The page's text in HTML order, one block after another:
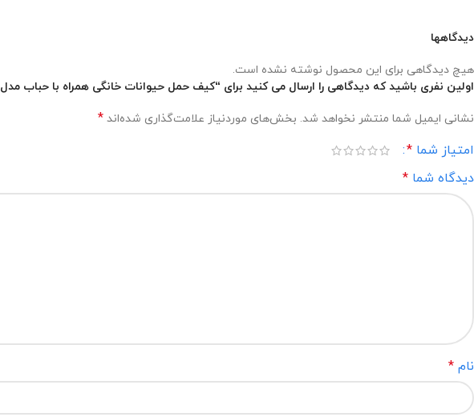
دیدگاهها
هیچ دیدگاهی برای این محصول نوشته نشده است.
اولین نفری باشید که دیدگاهی را ارسال می کنید برای “کیف حمل حیوانات خانگی همراه با حباب مدل HC2 برند دنیل Danniel”
نشانی ایمیل شما منتشر نخواهد شد. بخش‌های موردنیاز علامت‌گذاری شده‌اند *
امتیاز شما *
دیدگاه شما *
نام *